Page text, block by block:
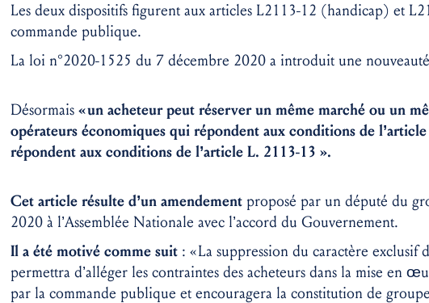
Les deux dispositifs figurent aux articles L2113-12 (handicap) et
commande publique.
La loi n°2020-1525 du 7 décembre 2020 a introduit une
Désormais «un acheteur peut réserver un même marché ou un
opérateurs économiques qui répondent aux conditions de
répondent aux conditions de l’article L. 2113-13 ».
Cet article résulte d’un amendement proposé par un député du
2020 à l’Assemblée Nationale avec l’accord du Gouvernement.
Il a été motivé comme suit : « La suppression du caractère exclusif
permettra d’alléger les contraintes des acheteurs dans la mise en
par la commande publique et encouragera la constitution de